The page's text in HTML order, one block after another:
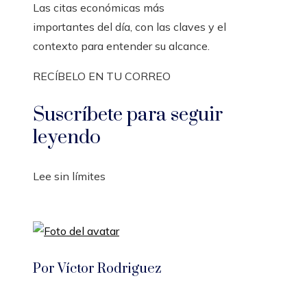
Las citas económicas más
importantes del día, con las claves y el
contexto para entender su alcance.
RECÍBELO EN TU CORREO
Suscríbete para seguir
leyendo
Lee sin límites
Por Víctor Rodriguez